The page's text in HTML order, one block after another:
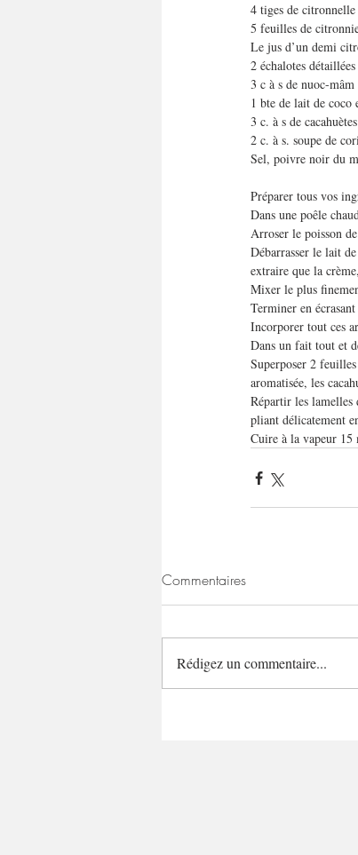
4 tiges de citronnelle
5 feuilles de
Le jus d’un demi
2 échalotes
3 c à s de nuoc-mâm
1 bte de lait de coco
3 c. à s de
2 c. à s. soupe de
Sel, poivre noir du
Préparer tous vos
Dans une poêle
Arroser le poisson
Débarrasser le lait
extraire que la
Mixer le plus
Terminer en
Incorporer tout ces
Dans un fait tout et
Superposer 2
aromatisée, les
Répartir les lamelles
pliant délicatement
Cuire à la vapeur
Commentaires
Rédigez un commentaire...